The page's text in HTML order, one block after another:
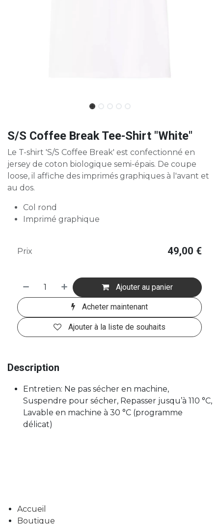
S/S Coffee Break Tee-Shirt "White"
Le T-shirt 'S/S Coffee Break' est confectionné en
jersey de coton biologique semi-épais. De coupe
loose, il affiche des imprimés graphiques à l'avant et
au dos.
Col rond
Imprimé graphique
Ajouter au panier
Acheter maintenant
Ajouter à la liste de souhaits
Prix 49,00 €
Description
Entretien: Ne pas sécher en machine,
Suspendre pour sécher, Repasser jusqu’à 110 °C,
Lavable en machine à 30 °C (programme
délicat)
Accueil
Boutique